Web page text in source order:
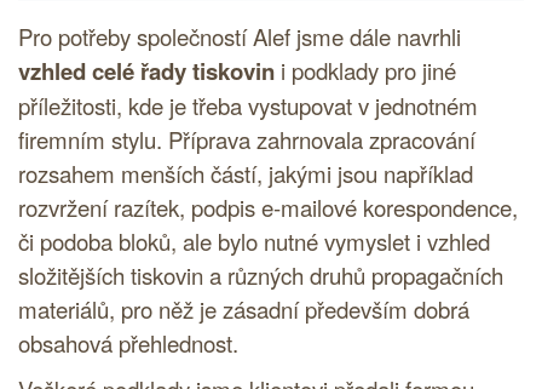
Pro potřeby společností Alef jsme dále navrhli
vzhled celé řady tiskovin i podklady pro jiné
příležitosti, kde je třeba vystupovat v jednotném
firemním stylu. Příprava zahrnovala zpracování
rozsahem menších částí, jakými jsou například
rozvržení razítek, podpis e-mailové korespondence,
či podoba bloků, ale bylo nutné vymyslet i vzhled
složitějších tiskovin a různých druhů propagačních
materiálů, pro něž je zásadní především dobrá
obsahová přehlednost.